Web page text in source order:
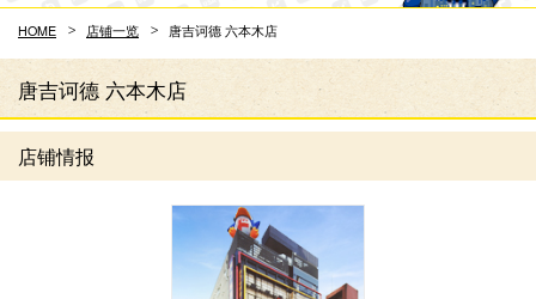
HOME 店铺一览 唐吉诃德 六本木店
唐吉诃德 六本木店
店铺情报